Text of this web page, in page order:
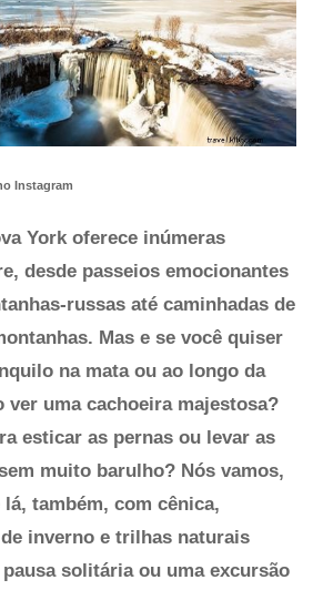
Instagram
York oferece inúmeras
desde passeios emocionantes
russas até caminhadas de
Mas e se você quiser
na mata ou ao longo da
ver uma cachoeira majestosa?
esticar as pernas ou levar as
muito barulho? Nós vamos,
também, com cênica,
inverno e trilhas naturais
solitária ou uma excursão